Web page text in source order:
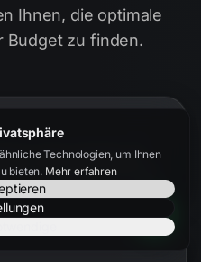
Technologien, um Ihnen
bieten. Mehr erfahren
Ihnen, die optimale
Budget zu finden.
desto niedriger die
die besten Angebote.